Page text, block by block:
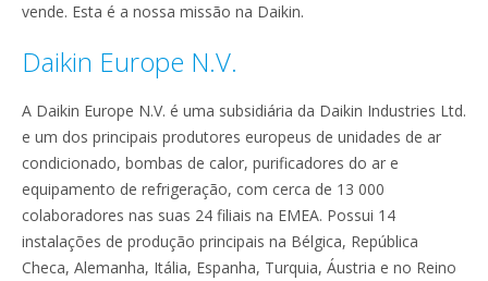
vende. Esta é a nossa missão na Daikin.
Daikin Europe N.V.
A Daikin Europe N.V. é uma subsidiária da Daikin Industries Ltd.
e um dos principais produtores europeus de unidades de ar
condicionado, bombas de calor, purificadores do ar e
equipamento de refrigeração, com cerca de 13 000
colaboradores nas suas 24 filiais na EMEA. Possui 14
instalações de produção principais na Bélgica, República
Checa, Alemanha, Itália, Espanha, Turquia, Áustria e no Reino